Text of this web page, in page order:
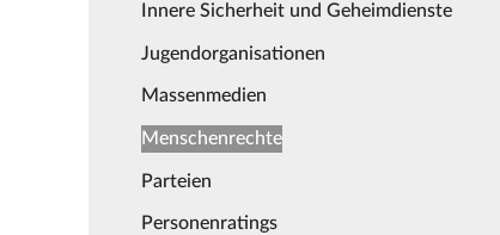
Innere Sicherheit und Geheimdienste
Jugendorganisationen
Massenmedien
Menschenrechte
Parteien
Personenratings